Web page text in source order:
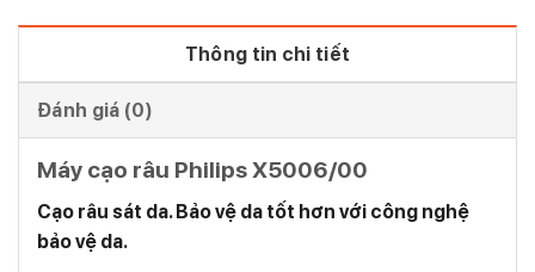
Thông tin chi tiết
Đánh giá (0)
Máy cạo râu Philips X5006/00
Cạo râu sát da. Bảo vệ da tốt hơn với công nghệ
bảo vệ da.